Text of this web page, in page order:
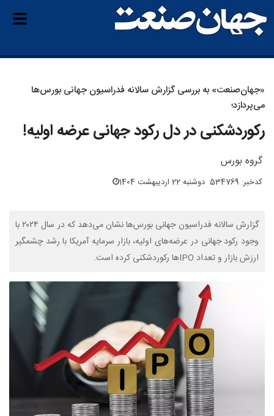
«جهان‌صنعت» به بررسی گزارش سالانه فدراسیون جهانی بورس‌ها
می‌پردازد؛
رکوردشکنی در دل رکود جهانی عرضه اولیه!
گروه بورس
کدخبر: 534769 دوشنبه 22 اردیبهشت 1404
گزارش سالانه فدراسیون جهانی بورس‌ها نشان می‌دهد که در سال ۲۰۲۴ با
وجود رکود جهانی در عرضه‌های اولیه، بازار سرمایه آمریکا با رشد چشمگیر
ارزش بازار و تعداد IPOها رکوردشکنی کرده است.